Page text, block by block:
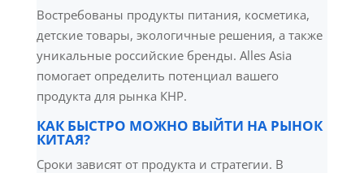
Востребованы продукты питания, косметика,
детские товары, экологичные решения, а также
уникальные российские бренды. Alles Asia
помогает определить потенциал вашего
продукта для рынка КНР.
КАК БЫСТРО МОЖНО ВЫЙТИ НА РЫНОК
КИТАЯ?
Сроки зависят от продукта и стратегии. В